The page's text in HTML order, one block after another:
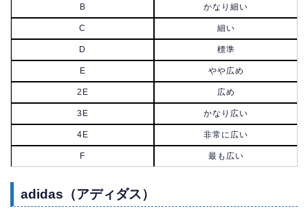
B かなり細い
C 細い
D 標準
E やや広め
2E 広め
3E かなり広い
4E 非常に広い
F 最も広い
adidas（アディダス）